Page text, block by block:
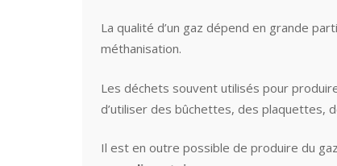
La qualité d’un gaz dépend en grande
méthanisation.
Les déchets souvent utilisés pour
d’utiliser des bûchettes, des plaquettes,
Il est en outre possible de produire du